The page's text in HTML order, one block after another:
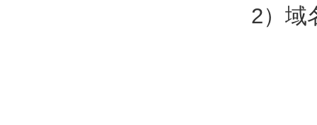
2）域